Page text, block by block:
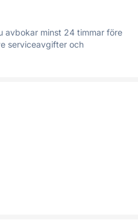
avbokar minst 24 timmar före
serviceavgifter och